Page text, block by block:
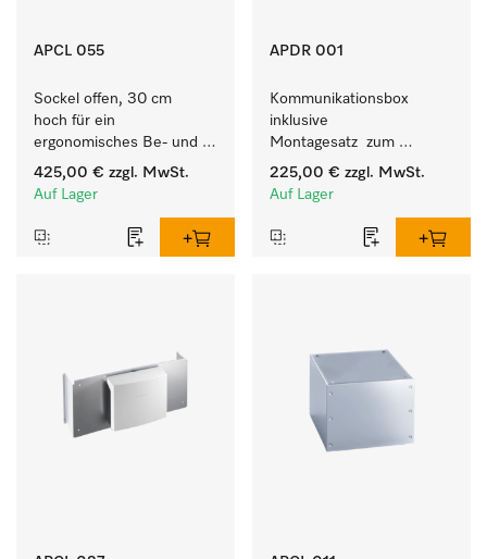
APCL 055
Sockel offen, 30 cm
hoch für ein
ergonomisches Be- und
Entladen von
Waschmaschine und
425,00 € zzgl. MwSt.
Auf Lager
APDR 001
Kommunikationsbox
inklusive
Montagesatz  zum
Verbindungsaufbau vom 9
- 10 kg Trockner mit
225,00 € zzgl. MwSt.
Auf Lager